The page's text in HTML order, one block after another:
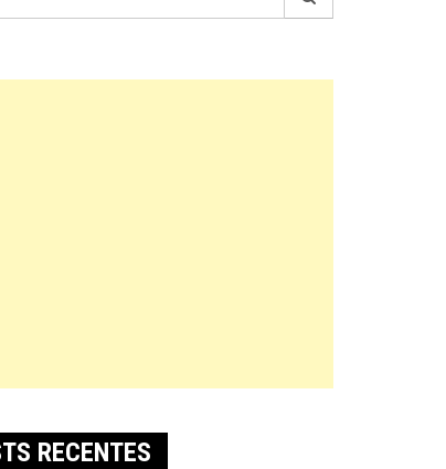
RECENTES